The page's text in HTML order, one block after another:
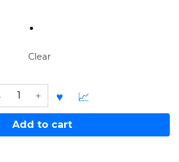
Clear
Add to cart